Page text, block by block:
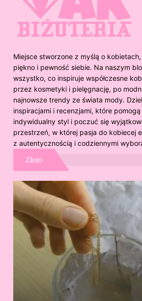
Miejsce stworzone z myślą o
piękno i pewność siebie. Na naszym
wszystko, co inspiruje współczesne
przez kosmetyki i pielęgnację, po
najnowsze trendy ze świata mody.
inspiracjami i recenzjami, które
indywidualny styl i poczuć się
przestrzeń, w której pasja do kobiecej
z autentycznością i codziennymi
Złoto